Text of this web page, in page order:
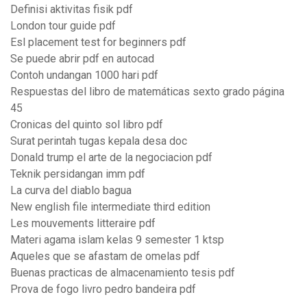
Definisi aktivitas fisik pdf
London tour guide pdf
Esl placement test for beginners pdf
Se puede abrir pdf en autocad
Contoh undangan 1000 hari pdf
Respuestas del libro de matemáticas sexto grado página
45
Cronicas del quinto sol libro pdf
Surat perintah tugas kepala desa doc
Donald trump el arte de la negociacion pdf
Teknik persidangan imm pdf
La curva del diablo bagua
New english file intermediate third edition
Les mouvements litteraire pdf
Materi agama islam kelas 9 semester 1 ktsp
Aqueles que se afastam de omelas pdf
Buenas practicas de almacenamiento tesis pdf
Prova de fogo livro pedro bandeira pdf